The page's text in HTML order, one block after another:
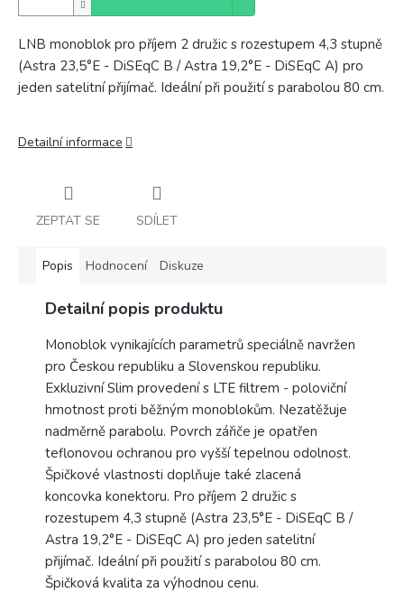
LNB monoblok pro příjem 2 družic s rozestupem 4,3 stupně
(Astra 23,5°E - DiSEqC B / Astra 19,2°E - DiSEqC A) pro
jeden satelitní přijímač. Ideální při použití s parabolou 80 cm.
Detailní informace
ZEPTAT SE SDÍLET
Popis Hodnocení Diskuze
Detailní popis produktu
Monoblok vynikajících parametrů speciálně navržen
pro Českou republiku a Slovenskou republiku.
Exkluzivní Slim provedení s LTE filtrem - poloviční
hmotnost proti běžným monoblokům. Nezatěžuje
nadměrně parabolu. Povrch zářiče je opatřen
teflonovou ochranou pro vyšší tepelnou odolnost.
Špičkové vlastnosti doplňuje také zlacená
koncovka konektoru. Pro příjem 2 družic s
rozestupem 4,3 stupně (Astra 23,5°E - DiSEqC B /
Astra 19,2°E - DiSEqC A) pro jeden satelitní
přijímač. Ideální při použití s parabolou 80 cm.
Špičková kvalita za výhodnou cenu.